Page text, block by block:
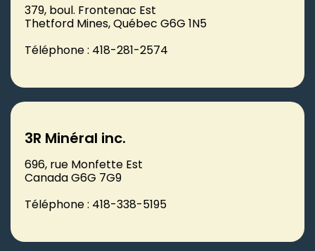
379, boul. Frontenac Est
Thetford Mines, Québec G6G 1N5
Téléphone : 418-281-2574
3R Minéral inc.
696, rue Monfette Est
Canada G6G 7G9
Téléphone : 418-338-5195